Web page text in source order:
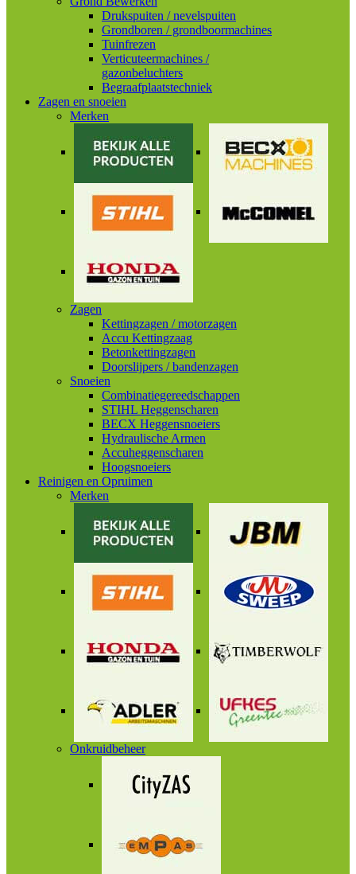
Drukspuiten / nevelspuiten
Grondboren / grondboormachines
Tuinfrezen
Verticuteermachines /
gazonbeluchters
Begraafplaatstechniek
Zagen en snoeien
Merken
Zagen
Kettingzagen / motorzagen
Accu Kettingzaag
Betonkettingzagen
Doorslijpers / bandenzagen
Snoeien
Combinatiegereedschappen
STIHL Heggenscharen
BECX Heggensnoeiers
Hydraulische Armen
Accuheggenscharen
Hoogsnoeiers
Reinigen en Opruimen
Merken
Onkruidbeheer